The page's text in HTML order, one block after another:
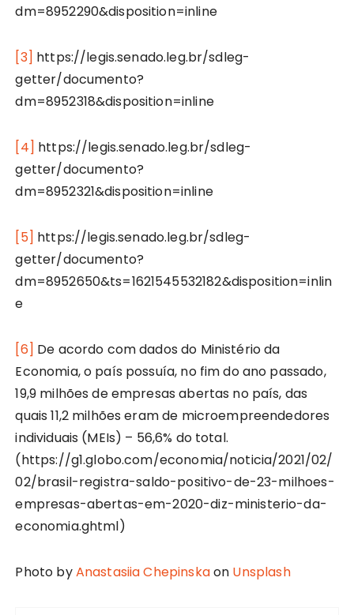
dm=8952290&disposition=inline
[3] https://legis.senado.leg.br/sdleg-
getter/documento?
dm=8952318&disposition=inline
[4] https://legis.senado.leg.br/sdleg-
getter/documento?
dm=8952321&disposition=inline
[5] https://legis.senado.leg.br/sdleg-
getter/documento?
dm=8952650&ts=1621545532182&disposition=inlin
e
[6] De acordo com dados do Ministério da
Economia, o país possuía, no fim do ano passado,
19,9 milhões de empresas abertas no país, das
quais 11,2 milhões eram de microempreendedores
individuais (MEIs) – 56,6% do total.
(https://g1.globo.com/economia/noticia/2021/02/
02/brasil-registra-saldo-positivo-de-23-milhoes-
empresas-abertas-em-2020-diz-ministerio-da-
economia.ghtml)
Photo byAnastasiia Chepinskaon Unsplash